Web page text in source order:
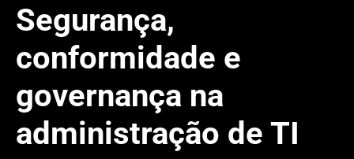
Segurança,
conformidade e
governança na
administração de TI